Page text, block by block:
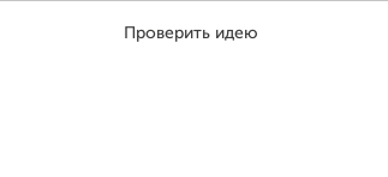
Проверить идею